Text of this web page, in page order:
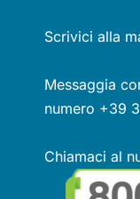
Scrivici alla
Messaggia
numero +39
Chiamaci al